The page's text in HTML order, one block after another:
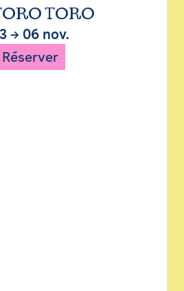
TORO
→ 06 nov.
Réserver